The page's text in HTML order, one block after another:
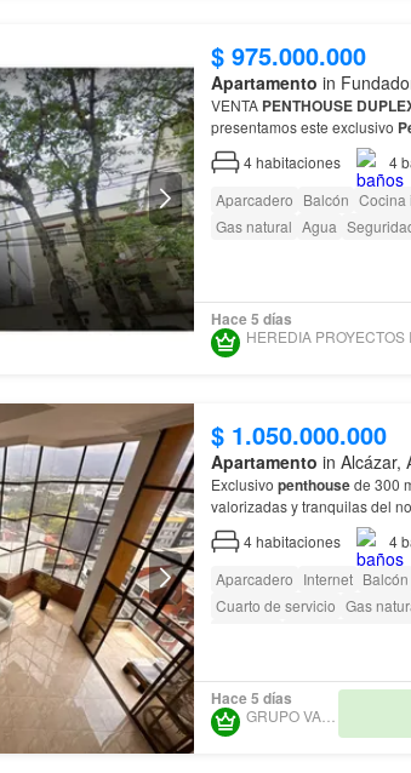
$ 975.000.000
Apartamento in
VENTA PENTHOUSE
presentamos este exclusivo
Armenia , ¡No pierdas la
4habitaciones 4
Aparcadero Balcón Cocina
Gas natural Agua
Hace 5 días
$ 1.050.000.000
Apartamento in Alcázar,
Exclusivo penthousede 300
valorizadas y tranquilas del
4habitaciones 4
Aparcadero Internet Balcón
Cuarto de servicio Gas
Hace 5 días
GRUPO VALOREM